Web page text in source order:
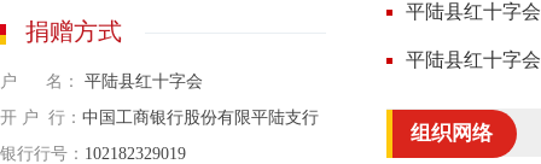
捐赠方式
户 名：
平陆县红十字会
开 户 行： 中国工商银行股份有限平陆支行
银行行号： 102182329019
平陆县红十字
平陆县红十字
组织网络